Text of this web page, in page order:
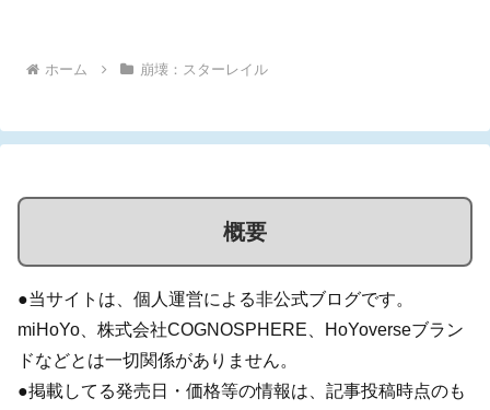
ホーム 崩壊：スターレイル
概要
●当サイトは、個人運営による非公式ブログです。
miHoYo、株式会社COGNOSPHERE、HoYoverseブラン
ドなどとは一切関係がありません。
●掲載してる発売日・価格等の情報は、記事投稿時点のも